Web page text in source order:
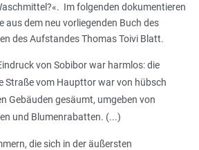
Im folgenden dokumentieren
aus dem neu vorliegenden Buch des
des Aufstandes Thomas Toivi Blatt.
von Sobibor war harmlos: die
Straße vom Haupttor war von hübsch
Gebäuden gesäumt, umgeben von
und Blumenrabatten. (...)
die sich in der äußersten